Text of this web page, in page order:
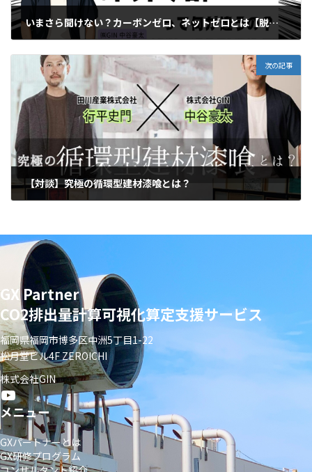
いまさら聞けない？カーボンゼロ、ネットゼロとは【脱炭素GXチャンネル】
次の記事
【対談】究極の循環型建材漆喰とは？
GX Partner
CO2排出量計算可視化算定支援サービス
福岡県福岡市博多区中洲5丁目1-22
松月堂ビル4F ZEROICHI
株式会社GIN
メニュー
GXパートナーとは
GX研修プログラム